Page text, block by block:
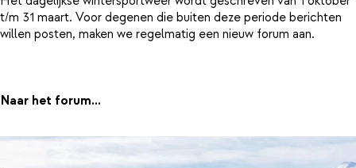
t/m 31 maart. Voor degenen die buiten deze periode berichten
willen posten, maken we regelmatig een nieuw forum aan.
Naar het forum...